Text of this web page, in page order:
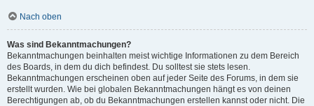
Nach oben
Was sind Bekanntmachungen?
Bekanntmachungen beinhalten meist wichtige Informationen zu dem Bereich
des Boards, in dem du dich befindest. Du solltest sie stets lesen.
Bekanntmachungen erscheinen oben auf jeder Seite des Forums, in dem sie
erstellt wurden. Wie bei globalen Bekanntmachungen hängt es von deinen
Berechtigungen ab, ob du Bekanntmachungen erstellen kannst oder nicht. Die